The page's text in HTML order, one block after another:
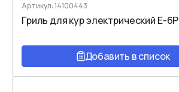
Артикул: 14100443
Гриль для кур электрический E-6P
Добавить в список